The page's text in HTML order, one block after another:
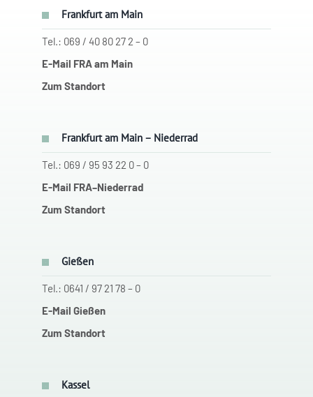
Frankfurt am Main
Tel.: 069 / 40 80 27 2 – 0
E-Mail FRA am Main
Zum Standort
Frankfurt am Main – Niederrad
Tel.: 069 / 95 93 22 0 – 0
E-Mail FRA–Niederrad
Zum Standort
Gießen
Tel.: 0641 / 97 21 78 – 0
E-Mail Gießen
Zum Standort
Kassel